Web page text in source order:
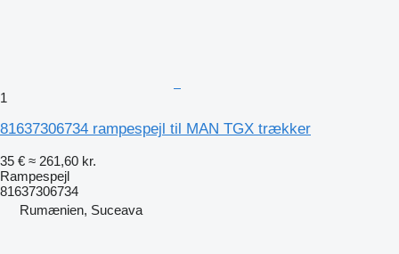
1
81637306734 rampespejl til MAN TGX trækker
35 € ≈ 261,60 kr.
Rampespejl
81637306734
Rumænien, Suceava